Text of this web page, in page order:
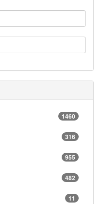
1460
316
955
482
11